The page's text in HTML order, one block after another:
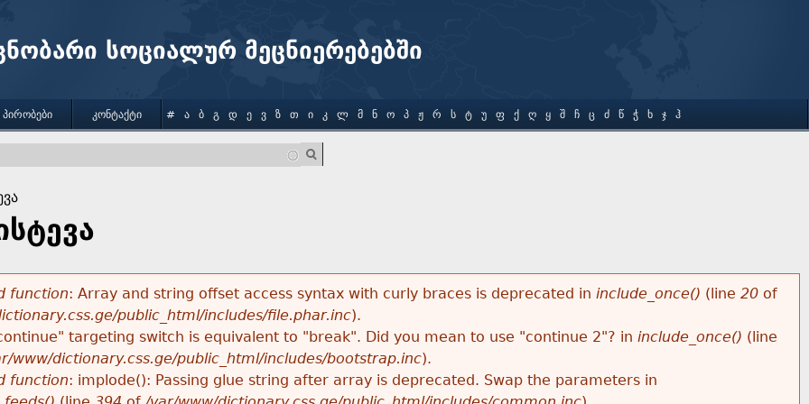
სოციალურ მეცნიერებებში
function: Array and string offset access syntax with curly braces is deprecated in include_once() (line 20of
public_html/includes/file.phar.inc).
targeting switch is equivalent to "break". Did you mean to use "continue 2"? in include_once() (line
www/dictionary.css.ge/public_html/includes/bootstrap.inc).
function: implode(): Passing glue string after array is deprecated. Swap the parameters in
ᲞᲘᲠᲝᲑᲔᲑᲘ ᲙᲝᲜᲢᲐᲥᲢᲘ # Ა Ბ Გ Დ Ე Ვ Ზ Თ Ი Კ Ლ Მ Ნ Ო Პ Ჟ Რ Ს Ტ Უ Ფ Ქ Ღ Ყ Შ Ჩ Ც Ძ Წ Ჭ Ხ Ჯ Ჰ